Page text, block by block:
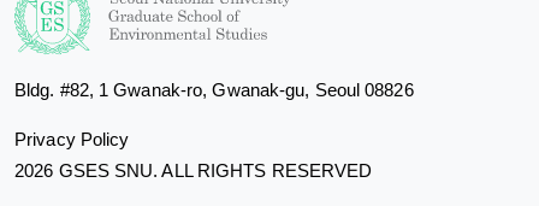
Bldg. #82, 1 Gwanak-ro, Gwanak-gu, Seoul 08826
Privacy Policy
2026 GSES SNU. ALL RIGHTS RESERVED